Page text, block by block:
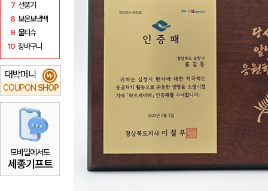
7 선풍기
8 보온보냉백
9 물티슈
10 장바구니
대박머니
COUPON SHOP
₩
모바일에서도
세종기프트